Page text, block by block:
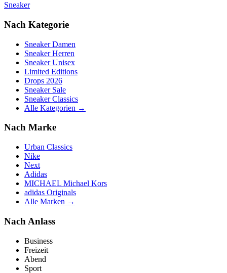
Sneaker
Nach Kategorie
Sneaker Damen
Sneaker Herren
Sneaker Unisex
Limited Editions
Drops 2026
Sneaker Sale
Sneaker Classics
Alle Kategorien →
Nach Marke
Urban Classics
Nike
Next
Adidas
MICHAEL Michael Kors
adidas Originals
Alle Marken →
Nach Anlass
Business
Freizeit
Abend
Sport